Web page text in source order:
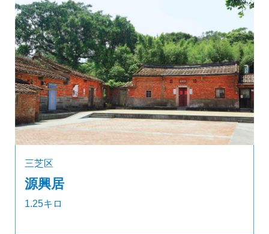
三芝区
源興居
1.25キロ